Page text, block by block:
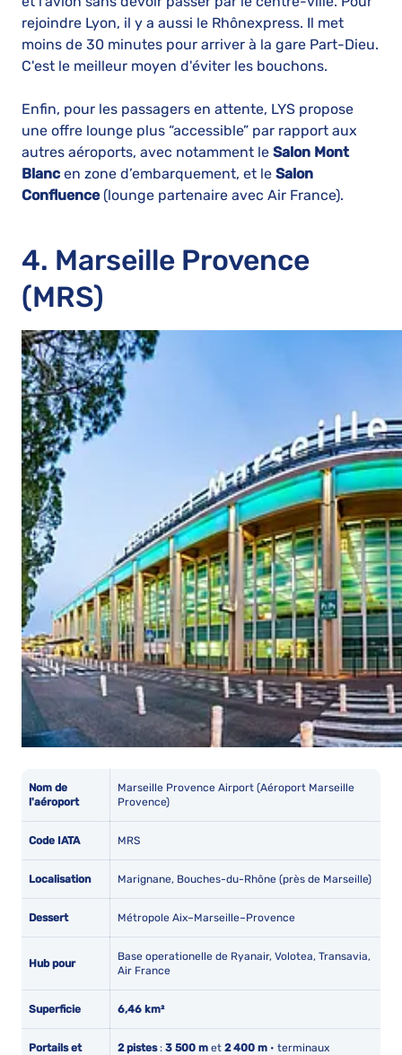
rejoindre Lyon, il y a aussi le Rhônexpress. Il met
moins de 30 minutes pour arriver à la gare Part-Dieu.
C'est le meilleur moyen d'éviter les bouchons.
Enfin, pour les passagers en attente, LYS propose
une offre lounge plus “accessible” par rapport aux
autres aéroports, avec notamment le Salon Mont
Blanc en zone d’embarquement, et le Salon
Confluence(lounge partenaire avec Air France).
4. Marseille Provence
(MRS)
Nom de
l'aéroport
Marseille Provence Airport (Aéroport Marseille
Provence)
Code IATA MRS
Localisation Marignane, Bouches-du-Rhône (près de Marseille)
Dessert Métropole Aix–Marseille–Provence
Hub pour
Base operationelle de Ryanair, Volotea, Transavia,
Air France
Superficie 6,46 km²
Portails et
2 pistes: 3 500 m et 2 400 m • terminaux